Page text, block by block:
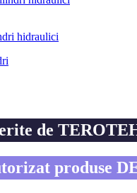
hidraulici
de
produse